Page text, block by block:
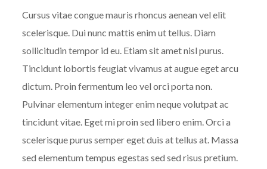
Cursus vitae congue mauris rhoncus aenean vel elit
scelerisque. Dui nunc mattis enim ut tellus. Diam
sollicitudin tempor id eu. Etiam sit amet nisl purus.
Tincidunt lobortis feugiat vivamus at augue eget arcu
dictum. Proin fermentum leo vel orci porta non.
Pulvinar elementum integer enim neque volutpat ac
tincidunt vitae. Eget mi proin sed libero enim. Orci a
scelerisque purus semper eget duis at tellus at. Massa
sed elementum tempus egestas sed sed risus pretium.